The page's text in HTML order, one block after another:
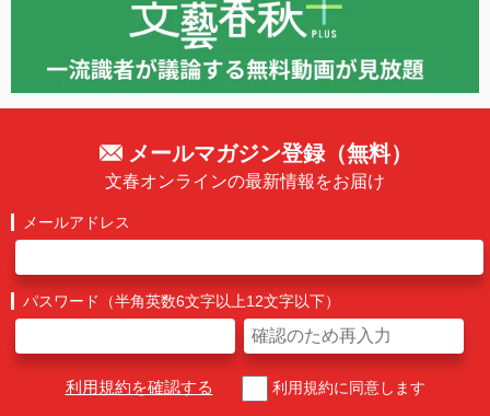
メールマガジン登録（無料）
文春オンラインの最新情報をお届け
メールアドレス
パスワード（半角英数6文字以上12文字以下）
利用規約を確認する 利用規約に同意します